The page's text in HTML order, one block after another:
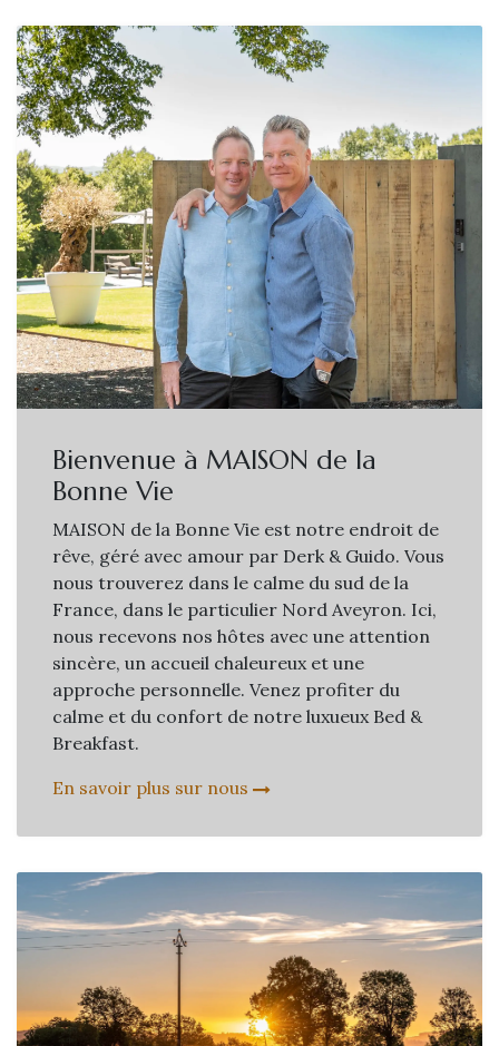
Bienvenue à MAISON de la
Bonne Vie
MAISON de la Bonne Vie est notre endroit de
rêve, géré avec amour par Derk & Guido. Vous
nous trouverez dans le calme du sud de la
France, dans le particulier Nord Aveyron. Ici,
nous recevons nos hôtes avec une attention
sincère, un accueil chaleureux et une
approche personnelle. Venez profiter du
calme et du confort de notre luxueux Bed &
Breakfast.
En savoir plus sur nous​